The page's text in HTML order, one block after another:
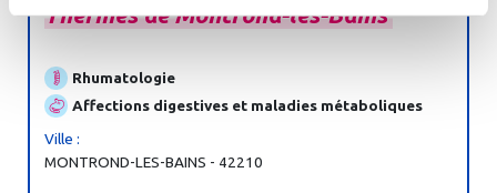
ThermesdeMontrond-les-Bains
Rhumatologie
Affections digestives et maladies métaboliques
Ville :
MONTROND-LES-BAINS - 42210